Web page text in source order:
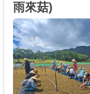
雨來菇)